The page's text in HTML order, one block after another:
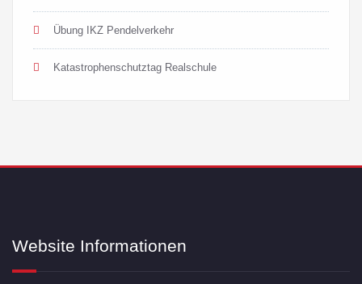
Übung IKZ Pendelverkehr
Katastrophenschutztag Realschule
Website Informationen